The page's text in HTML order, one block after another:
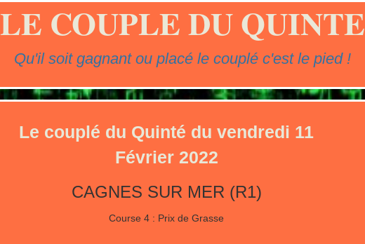
LE COUPLE DU QUINTE
Qu'il soit gagnant ou placé le couplé c'est le pied !
Le couplé du Quinté du vendredi 11
Février 2022
CAGNES SUR MER (R1)
Course 4 : Prix de Grasse